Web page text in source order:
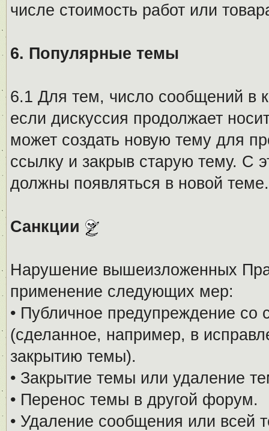
числе стоимость работ или
6. Популярные темы
6.1 Для тем, число сообщений в
если дискуссия продолжает
может создать новую тему для
ссылку и закрыв старую тему. С
должны появляться в новой теме.
Санкции
Нарушение вышеизложенных
применение следующих мер:
• Публичное предупреждение
(сделанное, например, в
закрытию темы).
• Закрытие темы или удаление
• Перенос темы в другой форум.
• Удаление сообщения или всей